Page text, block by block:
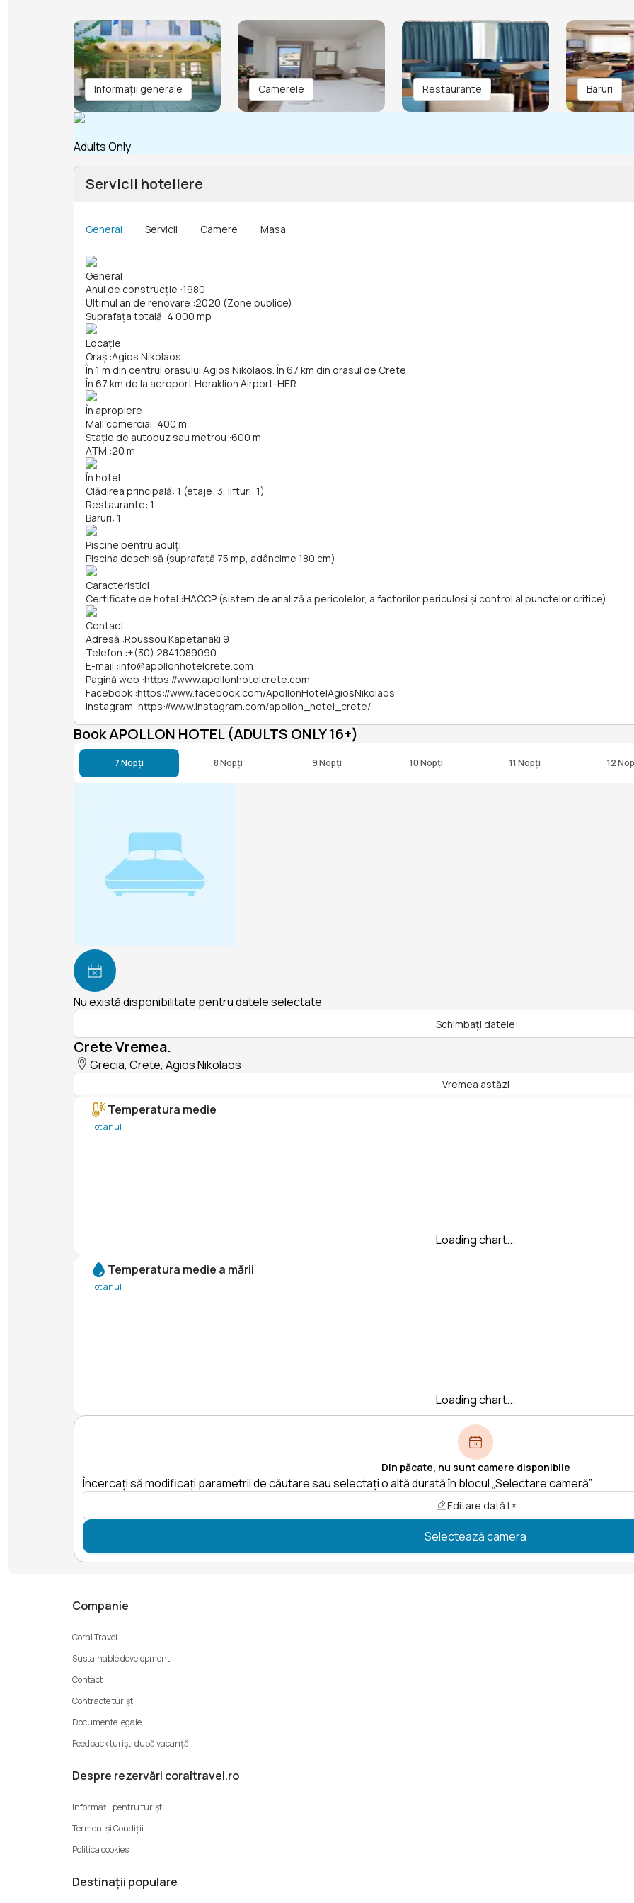
Informații generale Camerele Restaurante Baruri
Adults Only
Servicii hoteliere
General Servicii Camere Masa
General
Anul de construcție :1980
Ultimul an de renovare :2020 (Zone publice)
Suprafața totală :4 000 mp
Locație
Oraș :Agios Nikolaos
În 1 m din centrul orasului Agios Nikolaos. În 67 km din orasul de Crete
În 67 km de la aeroport Heraklion Airport-HER
În apropiere
Mall comercial :400 m
Stație de autobuz sau metrou :600 m
ATM :20 m
În hotel
Clădirea principală: 1 (etaje: 3, lifturi: 1)
Restaurante: 1
Baruri: 1
Piscine pentru adulți
Piscina deschisă (suprafață 75 mp, adâncime 180 cm)
Caracteristici
Certificate de hotel :HACCP (sistem de analiză a pericolelor, a factorilor periculoşi și control al punctelor critice)
Contact
Adresă :Roussou Kapetanaki 9
Telefon :+(30) 2841089090
E-mail :info@apollonhotelcrete.com
Pagină web :https://www.apollonhotelcrete.com
Facebook :https://www.facebook.com/ApollonHotelAgiosNikolaos
Instagram :https://www.instagram.com/apollon_hotel_crete/
Book APOLLON HOTEL (ADULTS ONLY 16+)
7 Nopți 8 Nopți 9 Nopți 10 Nopți 11 Nopți 12
Nu există disponibilitate pentru datele selectate
Schimbați datele
Crete Vremea.
Grecia, Crete, Agios Nikolaos
Vremea astăzi
Temperatura medie
Tot anul
Loading chart...
Temperatura medie a mării
Tot anul
Loading chart...
Din păcate, nu sunt camere disponibile
Încercați să modificați parametrii de căutare sau selectați o altă durată în blocul „Selectare cameră”.
Editare dată | ×
Selectează camera
Companie
Coral Travel
Sustainable development
Contact
Contracte turiști
Documente legale
Feedback turiști după vacanță
Despre rezervări coraltravel.ro
Informații pentru turiști
Termeni şi Condiții
Politica cookies
Destinații populare